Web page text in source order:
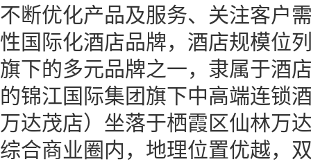
不断优化产品及服务、关注客户
性国际化酒店品牌，酒店规模位
旗下的多元品牌之一，隶属于酒
的锦江国际集团旗下中高端连锁
万达茂店）坐落于栖霞区仙林万
综合商业圈内，地理位置优越，